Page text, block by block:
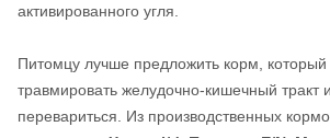
активированного угля.
Питомцу лучше предложить корм, который
травмировать желудочно-кишечный тракт
перевариться. Из производственных